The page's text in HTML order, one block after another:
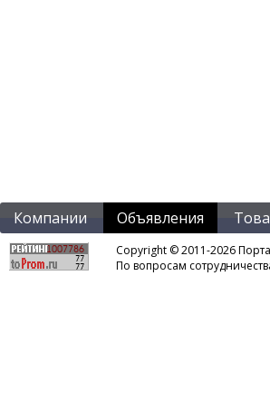
Компании Объявления
Copyright © 2011-2026
По вопросам